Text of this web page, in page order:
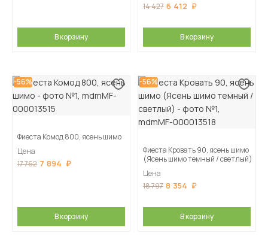
В корзину
14 427 6 412
В корзину
-56%
Фиеста Комод 800, ясень шимо
Цена
17 762 7 894
В корзину
-56%
Фиеста Кровать 90, ясень шимо
(Ясень шимо темный / светлый)
Цена
18 797 8 354
В корзину